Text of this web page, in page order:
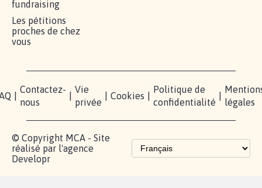
fundraising
Les pétitions
proches de chez
vous
Contactez-
nous
Vie
privée
Cookies
Politique de
confidentialité
légales
© Copyright MCA - Site
réalisé par l'agence
Developr